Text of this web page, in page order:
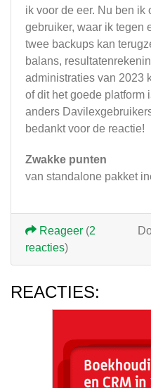
ik voor de eer. Nu ben
gebruiker, waar ik tegen
twee backups kan
balans,
administraties van 2023
of dit het goede platform
anders
bedankt voor de reactie!
Zwakke punten
van standalone pakket
Reageer (2
reacties)
REACTIES: